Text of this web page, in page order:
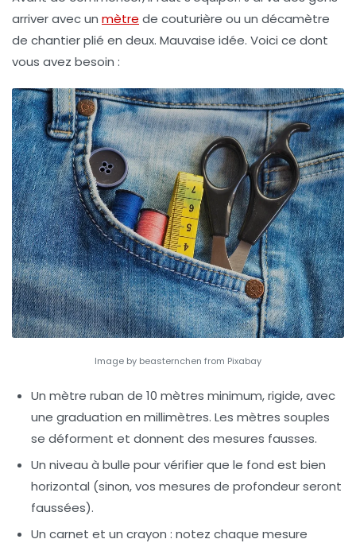
arriver avec un mètre de couturière ou un décamètre
de chantier plié en deux. Mauvaise idée. Voici ce dont
vous avez besoin :
Image by beasternchen from Pixabay
Un mètre ruban de 10 mètres minimum, rigide, avec
une graduation en millimètres. Les mètres souples
se déforment et donnent des mesures fausses.
Un niveau à bulle pour vérifier que le fond est bien
horizontal (sinon, vos mesures de profondeur seront
faussées).
Un carnet et un crayon : notez chaque mesure